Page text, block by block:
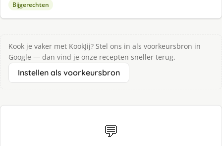
Bijgerechten
Kook je vaker met KookJij? Stel ons in als voorkeursbron in
Google — dan vind je onze recepten sneller terug.
Instellen als voorkeursbron
💬